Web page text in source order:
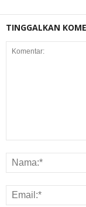
TINGGALKAN